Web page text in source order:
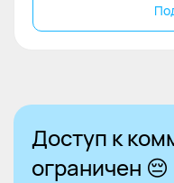
Доступ к
ограничен 😔